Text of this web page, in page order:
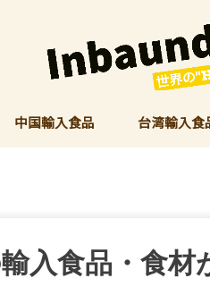
中国輸入食品 台湾輸入食
入食品・食材